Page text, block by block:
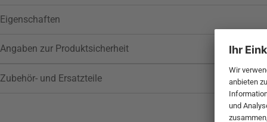
Eigenschaften
Angaben zur Produktsicherheit
Zubehör- und Ersatzteile